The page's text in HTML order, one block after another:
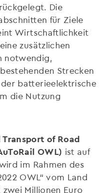
Die
für Ziele
Wirtschaftlichkeit
zusätzlichen
notwendig,
Strecken
batterieelektrische
die Nutzung
of Road
OWL) ist auf
im Rahmen des
OWL“ vom Land
Millionen Euro